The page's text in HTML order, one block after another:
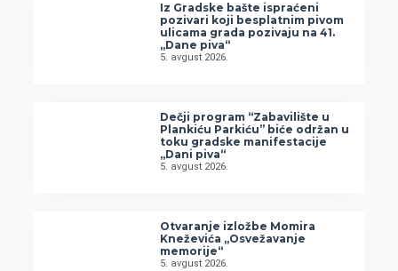
Iz Gradske bašte ispraćeni
pozivari koji besplatnim pivom
ulicama grada pozivaju na 41.
„Dane piva“
5. avgust 2026.
Dečji program “Zabavilište u
Plankiću Parkiću” biće održan u
toku gradske manifestacije
„Dani piva“
5. avgust 2026.
Otvaranje izložbe Momira
Kneževića „Osvežavanje
memorije“
5. avgust 2026.